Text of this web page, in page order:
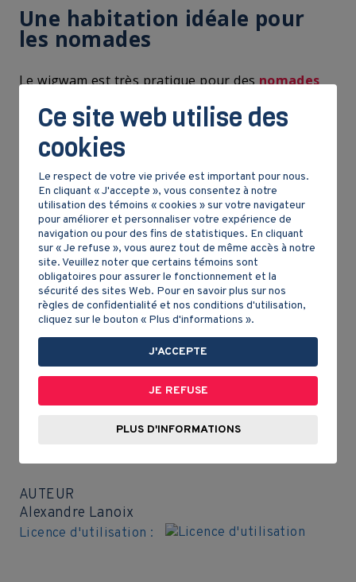
Une habitation idéale pour
les nomades
Le wigwam est très pratique pour desnomades
monter, à démonter et à transporter. Lorsqu'une
bande a choisi l'emplacement de son campement,
les femmes sont capables de monter le wigwam en
une heure environ. Lorsqu'on change d'endroit,
on emporte seulement les peaux et l'écorce parce
que c'est assez léger. On trouvera d'autres
perches au prochain endroit où le camp sera
établi.
AUTEUR
Alexandre Lanoix
Licence d'utilisation :
Ce site web utilise des
cookies
Le respect de votre vie privée est important pour nous.
En cliquant « J'accepte », vous consentez à notre
utilisation des témoins « cookies » sur votre navigateur
pour améliorer et personnaliser votre expérience de
navigation ou pour des fins de statistiques. En cliquant
sur « Je refuse », vous aurez tout de même accès à notre
site. Veuillez noter que certains témoins sont
obligatoires pour assurer le fonctionnement et la
sécurité des sites Web. Pour en savoir plus sur nos
règles de confidentialité et nos conditions d'utilisation,
cliquez sur le bouton « Plus d'informations ».
J'ACCEPTE
JE REFUSE
PLUS D'INFORMATIONS